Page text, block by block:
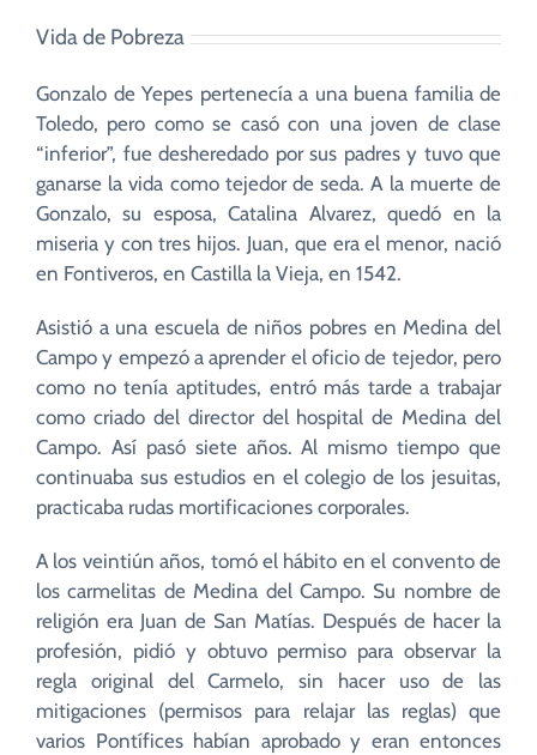
Vida de Pobreza
Gonzalo de Yepes pertenecía a una buena familia de
Toledo, pero como se casó con una joven de clase
“inferior”, fue desheredado por sus padres y tuvo que
ganarse la vida como tejedor de seda. A la muerte de
Gonzalo, su esposa, Catalina Alvarez, quedó en la
miseria y con tres hijos. Juan, que era el menor, nació
en Fontiveros, en Castilla la Vieja, en 1542.
Asistió a una escuela de niños pobres en Medina del
Campo y empezó a aprender el oficio de tejedor, pero
como no tenía aptitudes, entró más tarde a trabajar
como criado del director del hospital de Medina del
Campo. Así pasó siete años. Al mismo tiempo que
continuaba sus estudios en el colegio de los jesuitas,
practicaba rudas mortificaciones corporales.
A los veintiún años, tomó el hábito en el convento de
los carmelitas de Medina del Campo. Su nombre de
religión era Juan de San Matías. Después de hacer la
profesión, pidió y obtuvo permiso para observar la
regla original del Carmelo, sin hacer uso de las
mitigaciones (permisos para relajar las reglas) que
varios Pontífices habían aprobado y eran entonces